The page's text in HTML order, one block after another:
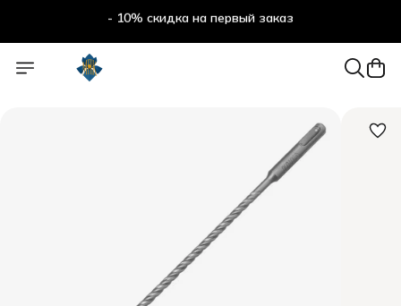
- 10% скидка на первый заказ